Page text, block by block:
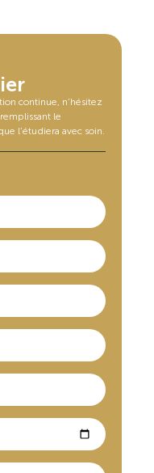
continue, n’hésitez
le
l’étudiera avec soin.